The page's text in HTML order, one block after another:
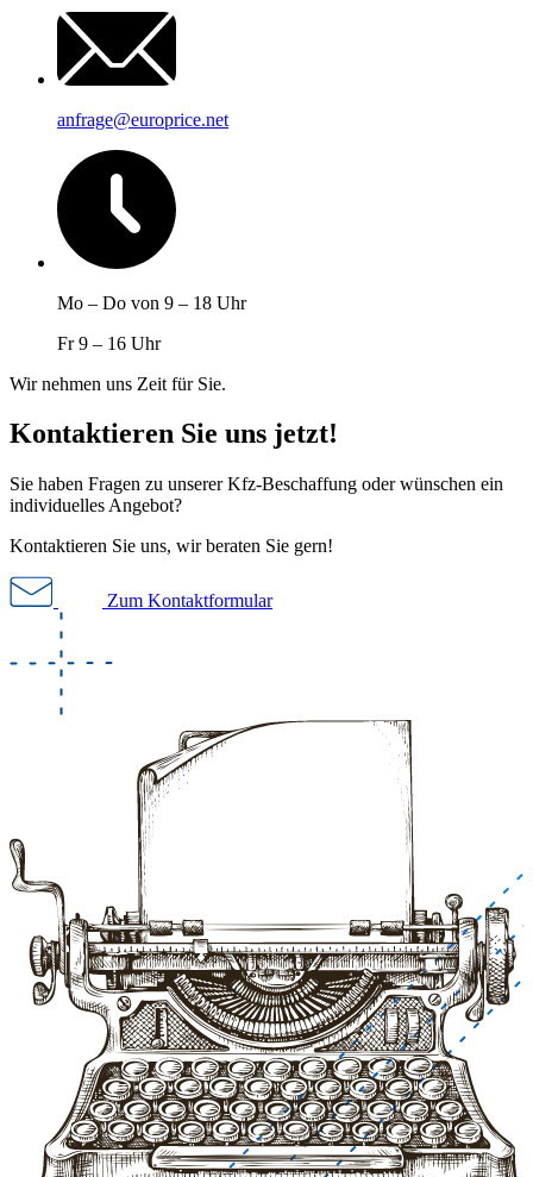
anfrage@europrice.net
Mo – Do von 9 – 18 Uhr
Fr 9 – 16 Uhr
Wir nehmen uns Zeit für Sie.
Kontaktieren Sie uns jetzt!
Sie haben Fragen zu unserer Kfz-Beschaffung oder wünschen ein
individuelles Angebot?
Kontaktieren Sie uns, wir beraten Sie gern!
Zum Kontaktformular